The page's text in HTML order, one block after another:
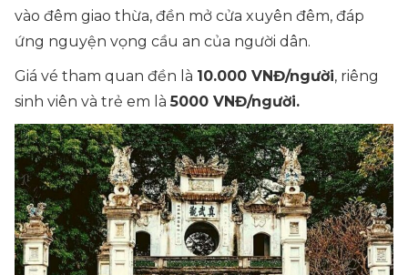
vào đêm giao thừa, đền mở cửa xuyên đêm, đáp
ứng nguyện vọng cầu an của người dân.
Giá vé tham quan đền là 10.000 VNĐ/người, riêng
sinh viên và trẻ em là5000 VNĐ/người.